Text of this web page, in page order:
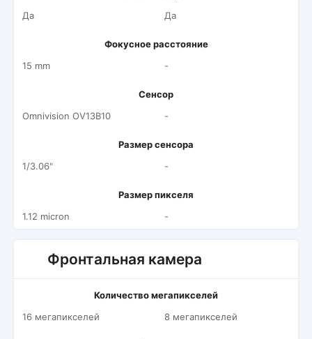
Да
Да
Фокусное расстояние
15 mm
-
Сенсор
Omnivision OV13B10
-
Размер сенсора
1/3.06"
-
Размер пикселя
1.12 micron
-
Фронтальная камера
Количество мегапикселей
16 мегапикселей
8 мегапикселей